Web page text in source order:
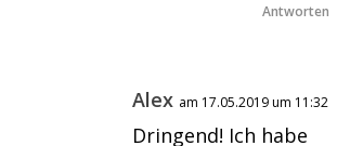
Antworten
Alex am 17.05.2019 um 11:32
Dringend! Ich habe